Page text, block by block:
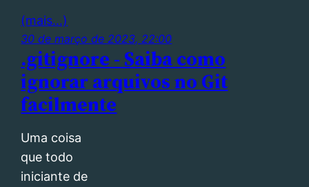
(mais…)
30 de março de 2023, 22:00
.gitignore - Saiba como
ignorar arquivos no Git
facilmente
Uma coisa
que todo
iniciante de